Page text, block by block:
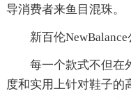
导消费者来鱼目混珠。
新百伦
每一个款式不但在
度和实用上针对鞋子的